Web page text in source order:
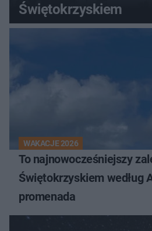
Świętokrzyskiem
WAKACJE 2026
To najnowocześniejszy
Świętokrzyskiem według
promenada